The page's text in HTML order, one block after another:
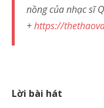
nồng của nhạc sĩ
+https://
Lời bài hát